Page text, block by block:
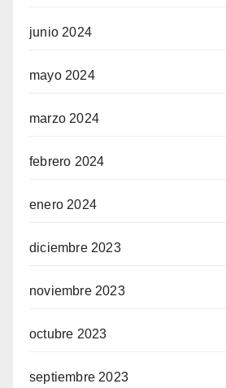
junio 2024
mayo 2024
marzo 2024
febrero 2024
enero 2024
diciembre 2023
noviembre 2023
octubre 2023
septiembre 2023